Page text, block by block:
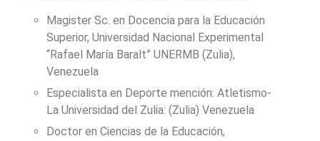
Magister Sc. en Docencia para la Educación
Superior, Universidad Nacional Experimental
“Rafael María Baralt” UNERMB (Zulia),
Venezuela
Especialista en Deporte mención: Atletismo-
La Universidad del Zulia: (Zulia) Venezuela
Doctor en Ciencias de la Educación,